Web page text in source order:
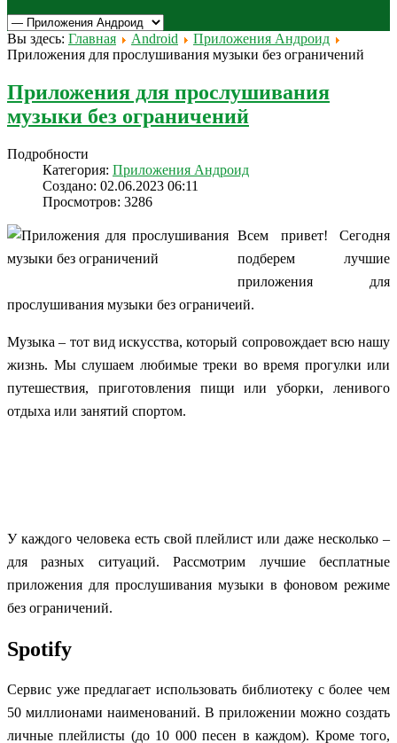
Вы здесь: Главная Android
Приложения Андроид
Приложения для прослушивания музыки без ограничений
Приложения для прослушивания
музыки без ограничений
Подробности
Категория: Приложения Андроид
Создано: 02.06.2023 06:11
Просмотров: 3286
Всем привет! Сегодня
подберем лучшие
приложения для
прослушивания музыки без ограничеий.
Музыка – тот вид искусства, который сопровождает всю нашу
жизнь. Мы слушаем любимые треки во время прогулки или
путешествия, приготовления пищи или уборки, ленивого
отдыха или занятий спортом.
У каждого человека есть свой плейлист или даже несколько –
для разных ситуаций. Рассмотрим лучшие бесплатные
приложения для прослушивания музыки в фоновом режиме
без ограничений.
Spotify
Сервис уже предлагает использовать библиотеку с более чем
50 миллионами наименований. В приложении можно создать
личные плейлисты (до 10 000 песен в каждом). Кроме того,